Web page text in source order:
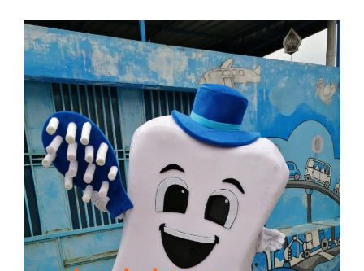
BADUT
MASKOT
RSGM
SOELASTRI
SIKAT
GIGI